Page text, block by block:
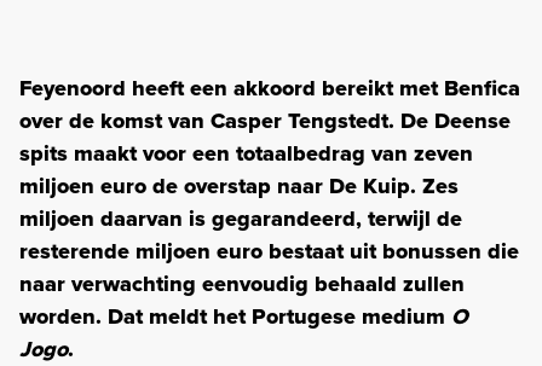
Feyenoord heeft een akkoord bereikt met Benfica
over de komst van Casper Tengstedt. De Deense
spits maakt voor een totaalbedrag van zeven
miljoen euro de overstap naar De Kuip. Zes
miljoen daarvan is gegarandeerd, terwijl de
resterende miljoen euro bestaat uit bonussen die
naar verwachting eenvoudig behaald zullen
worden. Dat meldt het Portugese medium O
Jogo.